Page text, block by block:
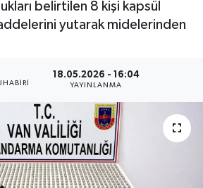
belirtilen 8 kişi kapsül
yutarak midelerinden
18.05.2026 - 16:04
YAYINLANMA